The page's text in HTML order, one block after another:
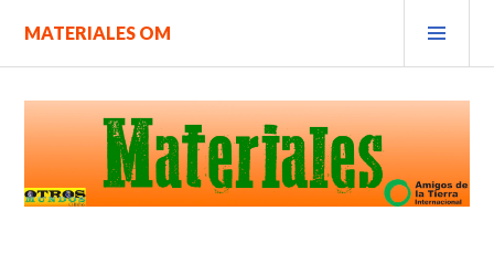
contenido.
MATERIALES OM